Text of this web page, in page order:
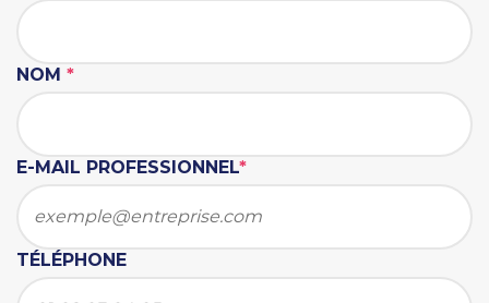
NOM *
E-MAIL PROFESSIONNEL*
TÉLÉPHONE